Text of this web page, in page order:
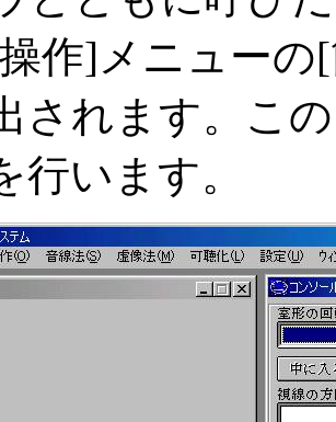
作]メニュー
されます。こ
行います。